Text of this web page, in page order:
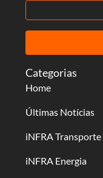
Categorias
Home
Últimas Notícias
iNFRA Transporte
iNFRA Energia